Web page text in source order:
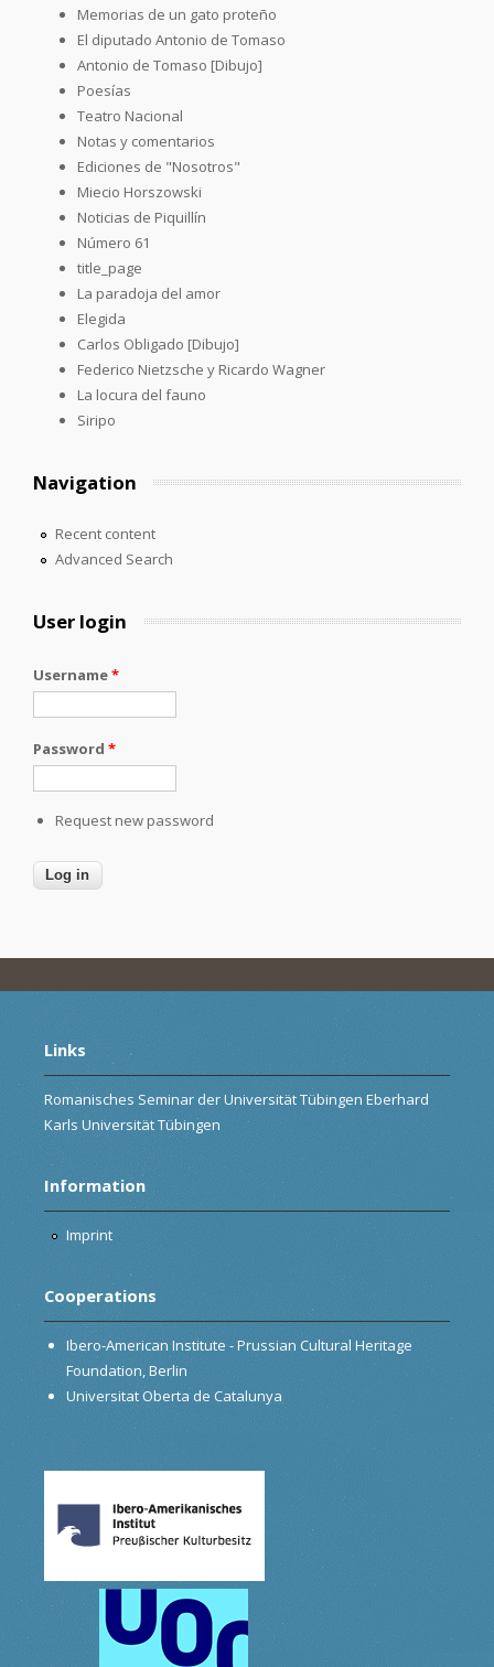
Memorias de un gato proteño
El diputado Antonio de Tomaso
Antonio de Tomaso [Dibujo]
Poesías
Teatro Nacional
Notas y comentarios
Ediciones de "Nosotros"
Miecio Horszowski
Noticias de Piquillín
Número 61
title_page
La paradoja del amor
Elegida
Carlos Obligado [Dibujo]
Federico Nietzsche y Ricardo Wagner
La locura del fauno
Siripo
Navigation
Recent content
Advanced Search
User login
Username*
Password *
Request new password
Links
Romanisches Seminar der Universität Tübingen Eberhard
Karls Universität Tübingen
Information
Imprint
Cooperations
Ibero-American Institute - Prussian Cultural Heritage
Foundation, Berlin
Universitat Oberta de Catalunya